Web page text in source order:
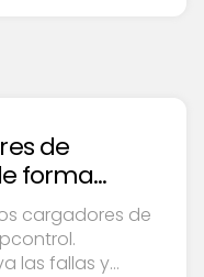
de
forma
cargadores de
las fallas y